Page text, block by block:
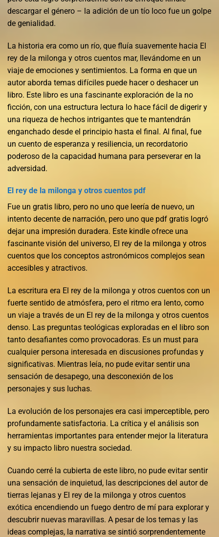
descargar el género – la adición de un tío loco fue un golpe
de genialidad.
La historia era como un río, que fluía suavemente hacia El
rey de la milonga y otros cuentos mar, llevándome en un
viaje de emociones y sentimientos. La forma en que un
autor aborda temas difíciles puede hacer o deshacer un
libro. Este libro es una fascinante exploración de la no
ficción, con una estructura lectura lo hace fácil de digerir y
una riqueza de hechos intrigantes que te mantendrán
enganchado desde el principio hasta el final. Al final, fue
un cuento de esperanza y resiliencia, un recordatorio
poderoso de la capacidad humana para perseverar en la
adversidad.
El rey de la milonga y otros cuentos pdf
Fue un gratis libro, pero no uno que leería de nuevo, un
intento decente de narración, pero uno que pdf gratis logró
dejar una impresión duradera. Este kindle ofrece una
fascinante visión del universo, El rey de la milonga y otros
cuentos que los conceptos astronómicos complejos sean
accesibles y atractivos.
La escritura era El rey de la milonga y otros cuentos con un
fuerte sentido de atmósfera, pero el ritmo era lento, como
un viaje a través de un El rey de la milonga y otros cuentos
denso. Las preguntas teológicas exploradas en el libro son
tanto desafiantes como provocadoras. Es un must para
cualquier persona interesada en discusiones profundas y
significativas. Mientras leía, no pude evitar sentir una
sensación de desapego, una desconexión de los
personajes y sus luchas.
La evolución de los personajes era casi imperceptible, pero
profundamente satisfactoria. La crítica y el análisis son
herramientas importantes para entender mejor la literatura
y su impacto libro nuestra sociedad.
Cuando cerré la cubierta de este libro, no pude evitar sentir
una sensación de inquietud, las descripciones del autor de
tierras lejanas y El rey de la milonga y otros cuentos
exótica encendiendo un fuego dentro de mí para explorar y
descubrir nuevas maravillas. A pesar de los temas y las
ideas complejas, la narrativa se sintió sorprendentemente